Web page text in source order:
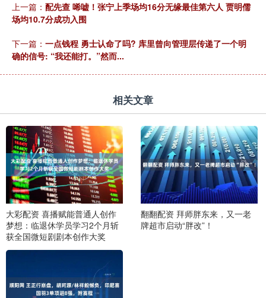
上一篇： 配先查 唏嘘！张宁上季场均16分无缘最佳第六人 贾明儒
场均10.7分成功入围
下一篇： 一点钱程 勇士认命了吗? 库里曾向管理层传递了一个明
确的信号: “我还能打。”然而...
相关文章
大彩配资 喜播赋能普通人创作
梦想：临退休学员学习2个月斩
获全国微短剧剧本创作大奖
翻翻配资 拜师胖东来，又一老
牌超市启动“胖改”！